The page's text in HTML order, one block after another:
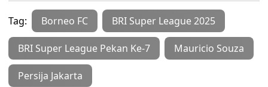
Tag: Borneo FC BRI Super League 2025
BRI Super League Pekan Ke-7 Mauricio Souza
Persija Jakarta